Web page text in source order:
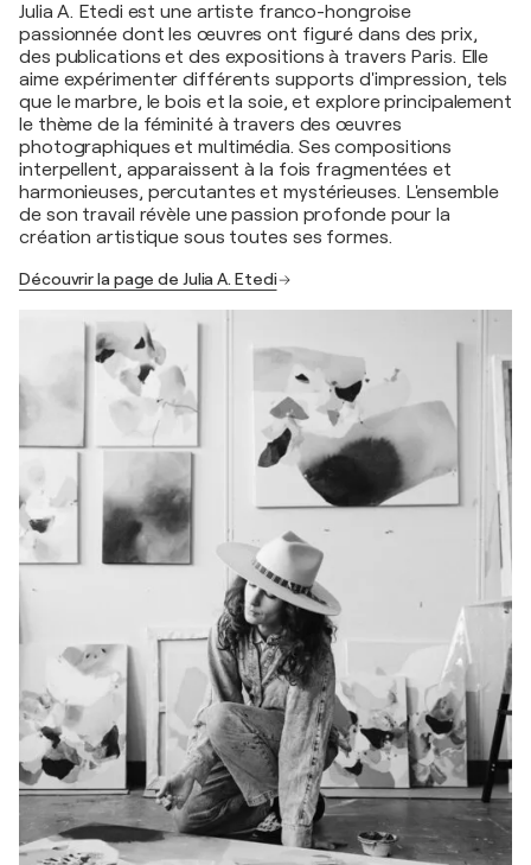
Julia A. Etedi est une artiste franco-hongroise
passionnée dont les œuvres ont figuré dans des prix,
des publications et des expositions à travers Paris. Elle
aime expérimenter différents supports d'impression, tels
que le marbre, le bois et la soie, et explore principalement
le thème de la féminité à travers des œuvres
photographiques et multimédia. Ses compositions
interpellent, apparaissent à la fois fragmentées et
harmonieuses, percutantes et mystérieuses. L'ensemble
de son travail révèle une passion profonde pour la
création artistique sous toutes ses formes.
Découvrir la page de Julia A. Etedi